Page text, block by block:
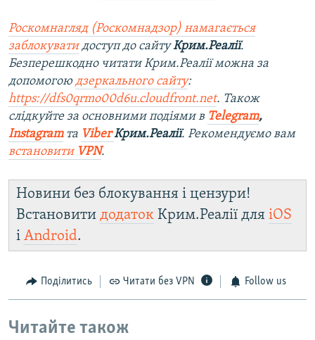
Роскомнагляд (Роскомнадзор) намагається
заблокуватидоступ до сайтуКрим.Реалії.
Безперешкодно читати Крим.Реалії можна за
допомогою дзеркального сайту:
https://dfs0qrmo00d6u.cloudfront.net. Також
слідкуйте за основними подіями в Telegram,
Instagramта ViberКрим.Реалії. Рекомендуємо вам
встановити VPN.
Новини без блокування і цензури!
Встановити додаток Крим.Реалії для iOS
і Android.
Поділитись Читати без VPN Follow us
Читайте також